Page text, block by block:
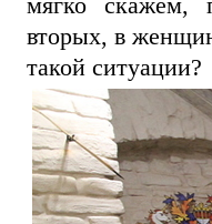
мягко скажем,
вторых, в
такой ситуации?